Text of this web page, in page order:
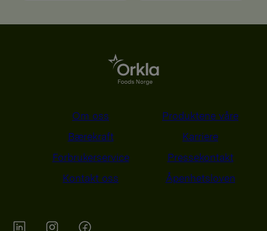
Om oss
Produktene våre
Bærekraft
Karriere
Forbrukerservice
Pressekontakt
Kontakt oss
Åpenhetsloven